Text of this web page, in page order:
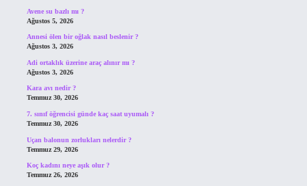
Avene su bazlı mı ?
Ağustos 5, 2026
Annesi ölen bir oğlak nasıl beslenir ?
Ağustos 3, 2026
Adi ortaklık üzerine araç alınır mı ?
Ağustos 3, 2026
Kara avı nedir ?
Temmuz 30, 2026
7. sınıf öğrencisi günde kaç saat uyumalı ?
Temmuz 30, 2026
Uçan balonun zorlukları nelerdir ?
Temmuz 29, 2026
Koç kadını neye aşık olur ?
Temmuz 26, 2026